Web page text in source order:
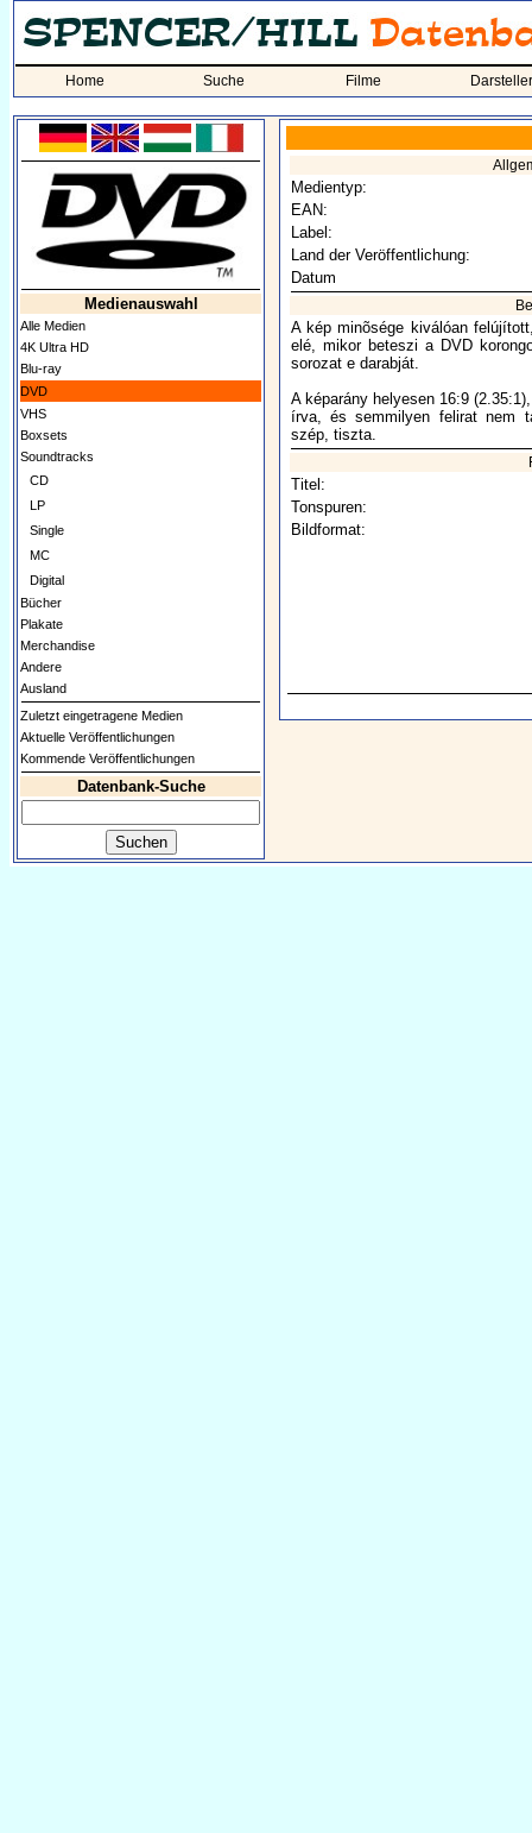
Home Suche Filme Darsteller
Medienauswahl
Alle Medien
4K Ultra HD
Blu-ray
DVD
VHS
Boxsets
Soundtracks
CD
LP
Single
MC
Digital
Bücher
Plakate
Merchandise
Andere
Ausland
Zuletzt eingetragene Medien
Aktuelle Veröffentlichungen
Kommende Veröffentlichungen
Datenbank-Suche
Medientyp:
EAN:
Label:
Land der Veröffentlichung:
Datum
A kép minõsége kiválóan
elé, mikor beteszi a DVD
sorozat e darabját.
A képarány helyesen 16:9
írva, és semmilyen felirat nem
szép, tiszta.
Titel:
Tonspuren:
Bildformat: